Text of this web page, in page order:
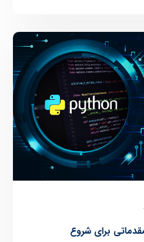
برای شروع